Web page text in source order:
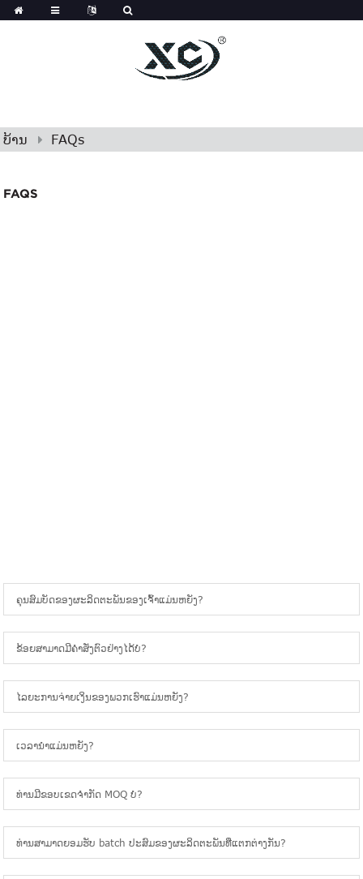
ບ້ານ FAQs
FAQS
ຄຸນສົມບັດຂອງຜະລິດຕະພັນຂອງເຈົ້າແມ່ນຫຍັງ?
ຂ້ອຍສາມາດມີຄໍາສັ່ງຕົວຢ່າງໄດ້ບໍ?
ໄລຍະການຈ່າຍເງິນຂອງພວກເຮົາແມ່ນຫຍັງ?
ເວລານໍາແມ່ນຫຍັງ?
ທ່ານມີຂອບເຂດຈໍາກັດ MOQ ບໍ?
ທ່ານສາມາດຍອມຮັບ batch ປະສົມຂອງຜະລິດຕະພັນທີ່ແຕກຕ່າງກັນ?